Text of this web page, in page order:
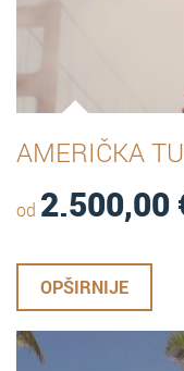
AMERIČKA
od 2.500,00
OPŠIRNIJE